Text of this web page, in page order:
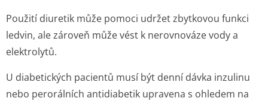
Použití diuretik může pomoci udržet zbytkovou funkci
ledvin, ale zároveň může vést k nerovnováze vody a
elektrolytů.
U diabetických pacientů musí být denní dávka inzulinu
nebo perorálních antidiabetik upravena s ohledem na